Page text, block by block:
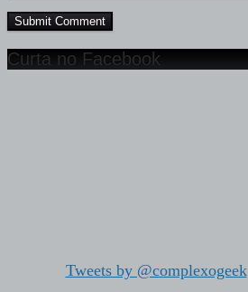
Curta no Facebook
Tweets by @complexogeek